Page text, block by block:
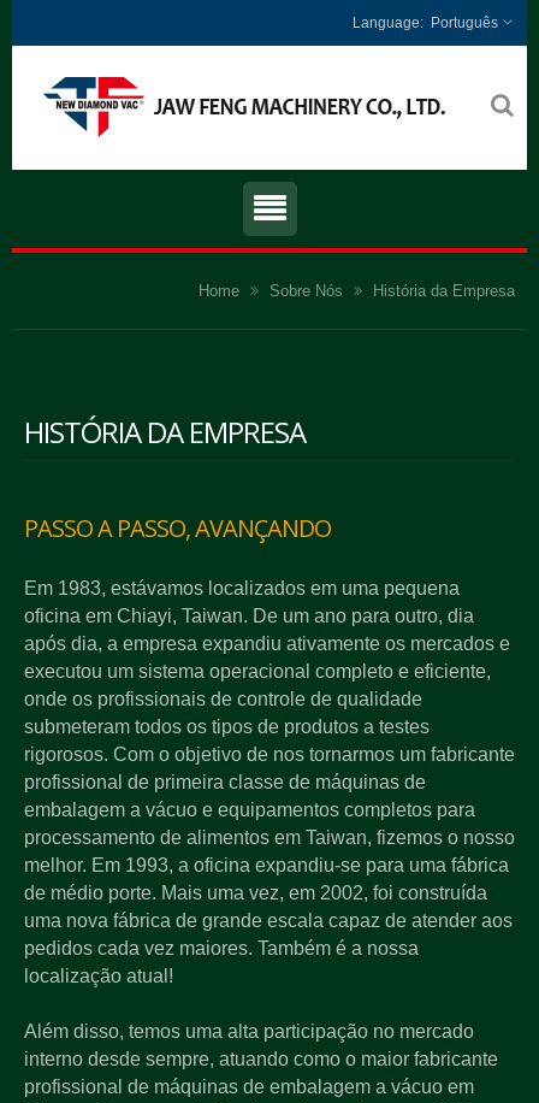
Português
Home Sobre Nós História da Empresa
HISTÓRIA DA EMPRESA
PASSO A PASSO, AVANÇANDO
Em 1983, estávamos localizados em uma pequena
oficina em Chiayi, Taiwan. De um ano para outro, dia
após dia, a empresa expandiu ativamente os mercados e
executou um sistema operacional completo e eficiente,
onde os profissionais de controle de qualidade
submeteram todos os tipos de produtos a testes
rigorosos. Com o objetivo de nos tornarmos um fabricante
profissional de primeira classe de máquinas de
embalagem a vácuo e equipamentos completos para
processamento de alimentos em Taiwan, fizemos o nosso
melhor. Em 1993, a oficina expandiu-se para uma fábrica
de médio porte. Mais uma vez, em 2002, foi construída
uma nova fábrica de grande escala capaz de atender aos
pedidos cada vez maiores. Também é a nossa
localização atual!
Além disso, temos uma alta participação no mercado
interno desde sempre, atuando como o maior fabricante
profissional de máquinas de embalagem a vácuo em